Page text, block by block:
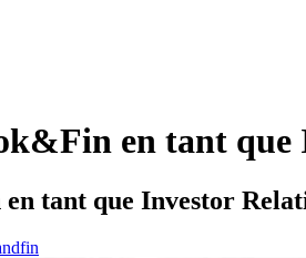
en tant que
tant que Investor